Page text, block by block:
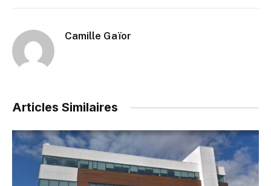
Camille Gaïor
Articles Similaires